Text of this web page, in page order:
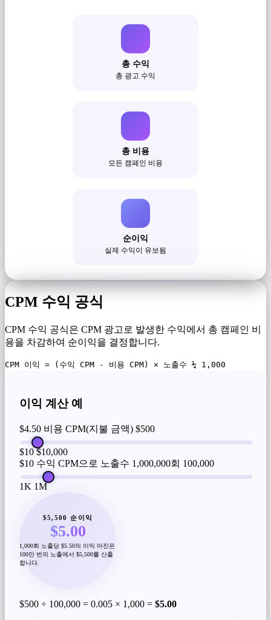
총 수익
총 광고 수익
총 비용
모든 캠페인 비용
순이익
실제 수익이 유보됨
CPM 수익 공식
CPM 수익 공식은 CPM 광고로 발생한 수익에서 총 캠페인 비
용을 차감하여 순이익을 결정합니다.
CPM 이익 = (수익 CPM - 비용 CPM) × 노출수 ¼ 1,000
이익 계산 예
$4.50 비용 CPM(지불 금액) $500
$10 $10,000
$10 수익 CPM으로 노출수 1,000,000회 100,000
1K 1M
$5,500 순이익
$5.00
1,000회 노출당 $5.50의 이익 마진은
100만 번의 노출에서 $5,500를 산출
합니다.
$500 ÷ 100,000 = 0.005 × 1,000 = $5.00